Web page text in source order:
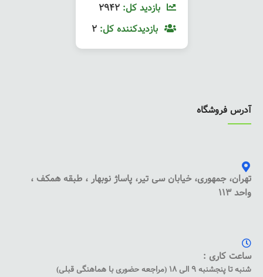
بازدید کل: 2942
بازدیدکننده کل: 2
آدرس فروشگاه
تهران، جمهوری، خیابان سی تیر، پاساژ نوبهار ، طبقه همکف ،
واحد 113
ساعت کاری :
شنبه تا پنجشنبه 9 الی 18 (مراجعه حضوری با هماهنگی قبلی)